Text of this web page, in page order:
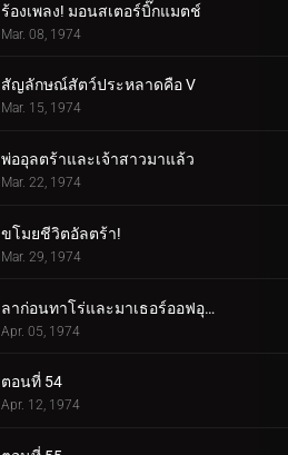
ร้องเพลง! มอนสเตอร์บิ๊กแมตช์
Mar. 08, 1974
สัญลักษณ์สัตว์ประหลาดคือ V
Mar. 15, 1974
พ่ออุลตร้าและเจ้าสาวมาแล้ว
Mar. 22, 1974
ขโมยชีวิตอัลตร้า!
Mar. 29, 1974
ลาก่อนทาโร่และมาเธอร์ออฟอุลตร้า!
Apr. 05, 1974
ตอนที่ 54
Apr. 12, 1974